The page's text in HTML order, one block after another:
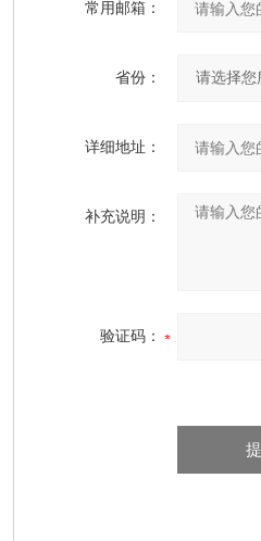
常用邮箱：
省份：
详细地址：
补充说明：
验证码：